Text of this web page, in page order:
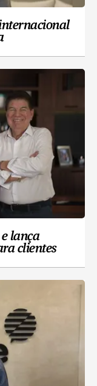
lança
clientes